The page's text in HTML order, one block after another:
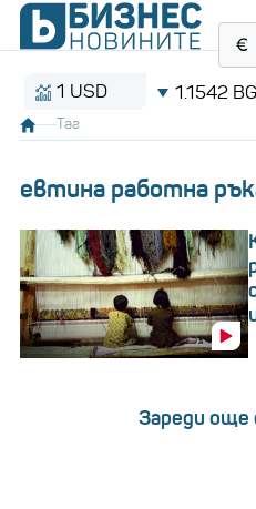
1 USD 1.1542 BGN
Таг
евтина работна
Зареди